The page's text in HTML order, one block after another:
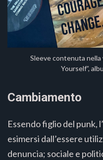
Sleeve contenuta nella
Yourself”,
Cambiamento
Essendo figlio del punk,
esimersi dall’essere
denuncia; sociale e